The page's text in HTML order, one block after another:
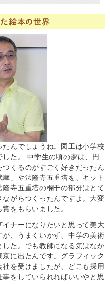
絵本の世界
んでしょうね。図工は小学校
た。 中学生の頃の夢は、円
くるのがすごく好きだったん
」や法隆寺五重塔を、キット
寺五重塔の欄干の部分はとて
がらつくったんですよ。大変
をもらいました。
ナーになりたいと思って美大
、うまくいかず、中学の美術
た。でも教師になる気はなか
に出たんです。グラフィック
を受けましたが、どこも採用
をしていられればいいやと思